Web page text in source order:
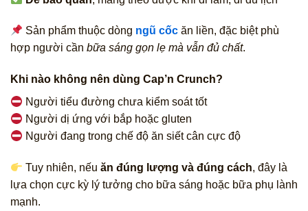
Sản phẩm thuộc dòng ngũ cốc ăn liền, đặc biệt phù
hợp người cần bữa sáng gọn lẹ mà vẫn đủ chất.
Khi nào không nên dùng Cap’n Crunch?
Người tiểu đường chưa kiểm soát tốt
Người dị ứng với bắp hoặc gluten
Người đang trong chế độ ăn siết cân cực độ
Tuy nhiên, nếuăn đúng lượng và đúng cách, đây là
lựa chọn cực kỳ lý tưởng cho bữa sáng hoặc bữa phụ lành
mạnh.